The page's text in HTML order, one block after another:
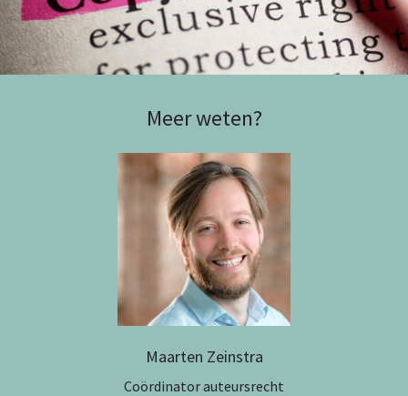
Meer weten?
Maarten Zeinstra
Coördinator auteursrecht